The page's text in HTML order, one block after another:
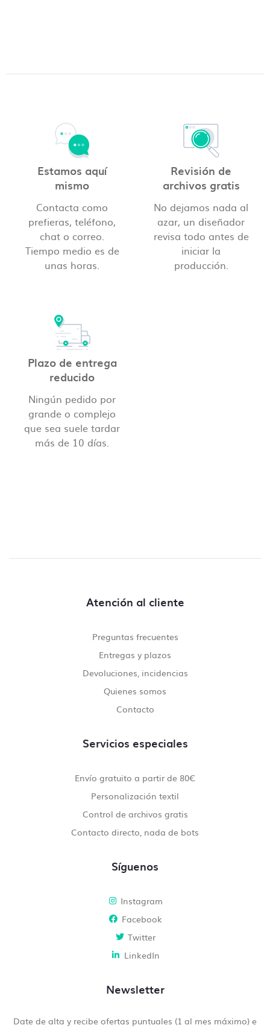
Estamos aquí
mismo
Contacta como
prefieras, teléfono,
chat o correo.
Tiempo medio es de
unas horas.
Revisión de
archivos gratis
No dejamos nada al
azar, un diseñador
revisa todo antes de
iniciar la
producción.
Plazo de entrega
reducido
Ningún pedido por
grande o complejo
que sea suele tardar
más de 10 días.
Atención al cliente
Preguntas frecuentes
Entregas y plazos
Devoluciones, incidencias
Quienes somos
Contacto
Servicios especiales
Envío gratuito a partir de 80€
Personalización textil
Control de archivos gratis
Contacto directo, nada de bots
Síguenos
Instagram
Facebook
Twitter
LinkedIn
Newsletter
Date de alta y recibe ofertas puntuales (1 al mes máximo) e
En Camisetas Sin Límite siempre te atenderá un
Creemos que una comunicación directa es crucial
para el desarrollo de nuestro día a día y que la
producción sea lo más fluida y precisa posible.